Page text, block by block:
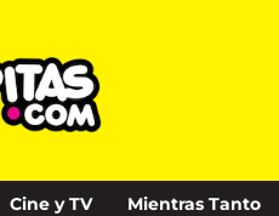
Cine y TV Mientras Tanto